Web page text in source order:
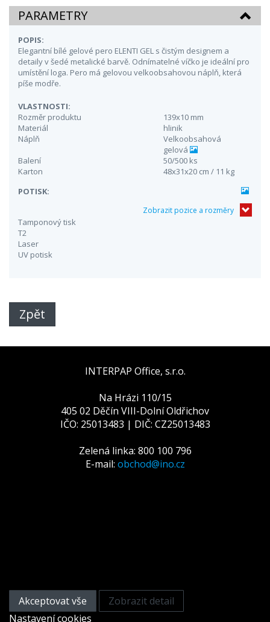
PARAMETRY
POPIS:
Elegantní bílé gelové pero ELENTI GEL s čistým designem a
detaily v šedé metalické barvě. Odnímatelné víčko je ideální pro
umístění loga. Pero má gelovou velkoobsahovou náplň, která
píše modře.
VLASTNOSTI:
Rozměr produktu
139x10 mm
Materiál
hlinik
Náplň
Velkoobsahová
gelová
Balení
50/500 ks
Karton
48x31x20 cm / 11 kg
POTISK:
Zobrazit pozice a rozměry
Tamponový tisk
T2
Laser
UV potisk
Zpět
INTERPAP Office, s.r.o.
Na Hrázi 110/15
405 02 Děčín VIII-Dolní Oldřichov
IČO: 25013483 | DIČ: CZ25013483
Zelená linka: 800 100 796
E-mail: obchod@ino.cz
Akceptovat vše
Zobrazit detail
Nastavení cookies